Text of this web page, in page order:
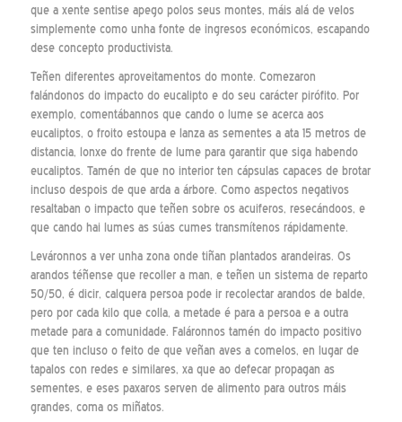
que a xente sentise apego polos seus montes, máis alá de velos
simplemente como unha fonte de ingresos económicos, escapando
dese concepto productivista.
Teñen diferentes aproveitamentos do monte. Comezaron
falándonos do impacto do eucalipto e do seu carácter pirófito. Por
exemplo, comentábannos que cando o lume se acerca aos
eucaliptos, o froito estoupa e lanza as sementes a ata 15 metros de
distancia, lonxe do frente de lume para garantir que siga habendo
eucaliptos. Tamén de que no interior ten cápsulas capaces de brotar
incluso despois de que arda a árbore. Como aspectos negativos
resaltaban o impacto que teñen sobre os acuiferos, resecándoos, e
que cando hai lumes as súas cumes transmítenos rápidamente.
Leváronnos a ver unha zona onde tiñan plantados arandeiras. Os
arandos téñense que recoller a man, e teñen un sistema de reparto
50/50, é dicir, calquera persoa pode ir recolectar arandos de balde,
pero por cada kilo que colla, a metade é para a persoa e a outra
metade para a comunidade. Faláronnos tamén do impacto positivo
que ten incluso o feito de que veñan aves a comelos, en lugar de
tapalos con redes e similares, xa que ao defecar propagan as
sementes, e eses paxaros serven de alimento para outros máis
grandes, coma os miñatos.